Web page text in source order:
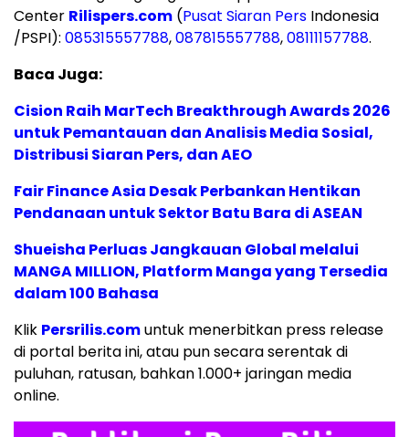
Center Rilispers.com (Pusat Siaran Pers Indonesia
/PSPI): 085315557788,087815557788,08111157788.
Baca Juga:
Cision Raih MarTech Breakthrough Awards 2026
untuk Pemantauan dan Analisis Media Sosial,
Distribusi Siaran Pers, dan AEO
Fair Finance Asia Desak Perbankan Hentikan
Pendanaan untuk Sektor Batu Bara di ASEAN
Shueisha Perluas Jangkauan Global melalui
MANGA MILLION, Platform Manga yang Tersedia
dalam 100 Bahasa
Klik Persrilis.comuntuk menerbitkan press release
di portal berita ini, atau pun secara serentak di
puluhan, ratusan, bahkan 1.000+ jaringan media
online.